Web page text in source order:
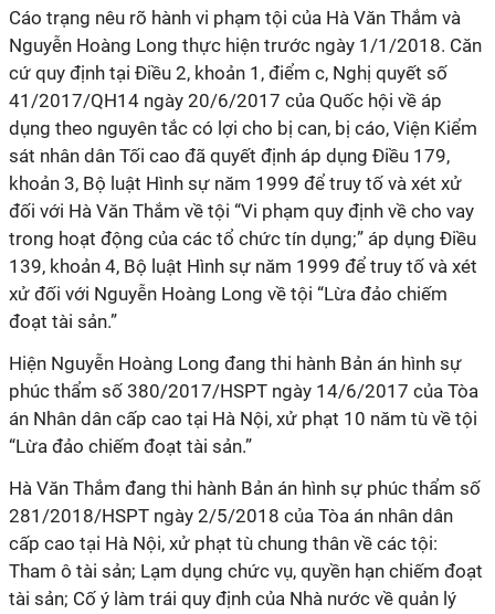
Cáo trạng nêu rõ hành vi phạm tội của Hà Văn Thắm và
Nguyễn Hoàng Long thực hiện trước ngày 1/1/2018. Căn
cứ quy định tại Điều 2, khoản 1, điểm c, Nghị quyết số
41/2017/QH14 ngày 20/6/2017 của Quốc hội về áp
dụng theo nguyên tắc có lợi cho bị can, bị cáo, Viện Kiểm
sát nhân dân Tối cao đã quyết định áp dụng Điều 179,
khoản 3, Bộ luật Hình sự năm 1999 để truy tố và xét xử
đối với Hà Văn Thắm về tội “Vi phạm quy định về cho vay
trong hoạt động của các tổ chức tín dụng;” áp dụng Điều
139, khoản 4, Bộ luật Hình sự năm 1999 để truy tố và xét
xử đối với Nguyễn Hoàng Long về tội “Lừa đảo chiếm
đoạt tài sản.”
Hiện Nguyễn Hoàng Long đang thi hành Bản án hình sự
phúc thẩm số 380/2017/HSPT ngày 14/6/2017 của Tòa
án Nhân dân cấp cao tại Hà Nội, xử phạt 10 năm tù về tội
“Lừa đảo chiếm đoạt tài sản.”
Hà Văn Thắm đang thi hành Bản án hình sự phúc thẩm số
281/2018/HSPT ngày 2/5/2018 của Tòa án nhân dân
cấp cao tại Hà Nội, xử phạt tù chung thân về các tội:
Tham ô tài sản; Lạm dụng chức vụ, quyền hạn chiếm đoạt
tài sản; Cố ý làm trái quy định của Nhà nước về quản lý